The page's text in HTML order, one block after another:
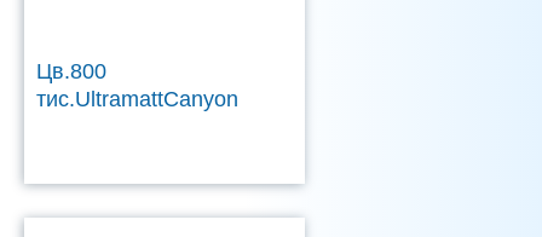
Цв.800
тис.UltramattCanyon